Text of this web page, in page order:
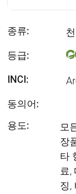
종류:
등급:
INCI:
동의어:
용도:
모
장
타
료,
징,